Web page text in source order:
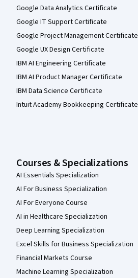
Google Data Analytics Certificate
Google IT Support Certificate
Google Project Management Certificate
Google UX Design Certificate
IBM AI Engineering Certificate
IBM AI Product Manager Certificate
IBM Data Science Certificate
Intuit Academy Bookkeeping Certificate
Courses & Specializations
AI Essentials Specialization
AI For Business Specialization
AI For Everyone Course
AI in Healthcare Specialization
Deep Learning Specialization
Excel Skills for Business Specialization
Financial Markets Course
Machine Learning Specialization